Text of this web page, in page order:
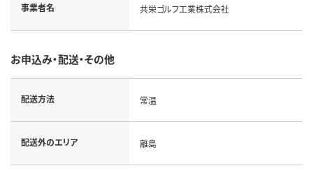
事業者名 共栄ゴルフ工業株式会社
お申込み・配送・その他
配送方法 常温
配送外のエリア 離島